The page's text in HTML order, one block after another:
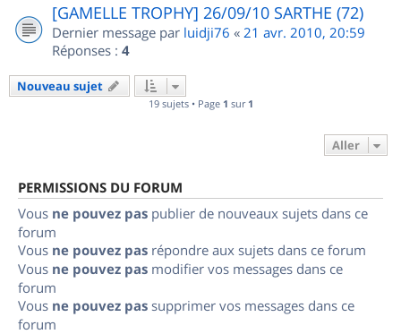
[GAMELLE TROPHY] 26/09/10 SARTHE (72)
Dernier message par luidji76 « 21 avr. 2010, 20:59
Réponses : 4
Nouveau sujet
19 sujets • Page 1 sur 1
Aller
PERMISSIONS DU FORUM
Vous ne pouvez pas publier de nouveaux sujets dans ce
forum
Vous ne pouvez pas répondre aux sujets dans ce forum
Vous ne pouvez pas modifier vos messages dans ce
forum
Vous ne pouvez pas supprimer vos messages dans ce
forum